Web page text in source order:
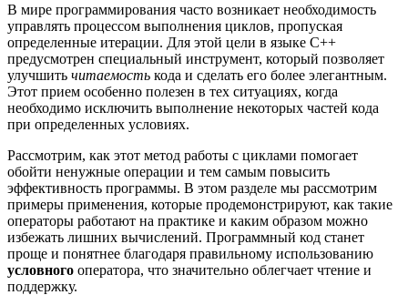
В мире программирования часто возникает необходимость
управлять процессом выполнения циклов, пропуская
определенные итерации. Для этой цели в языке C++
предусмотрен специальный инструмент, который позволяет
улучшить читаемость кода и сделать его более элегантным.
Этот прием особенно полезен в тех ситуациях, когда
необходимо исключить выполнение некоторых частей кода
при определенных условиях.
Рассмотрим, как этот метод работы с циклами помогает
обойти ненужные операции и тем самым повысить
эффективность программы. В этом разделе мы рассмотрим
примеры применения, которые продемонстрируют, как такие
операторы работают на практике и каким образом можно
избежать лишних вычислений. Программный код станет
проще и понятнее благодаря правильному использованию
условного оператора, что значительно облегчает чтение и
поддержку.